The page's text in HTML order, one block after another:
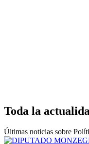
Toda la
Últimas noticias sobre